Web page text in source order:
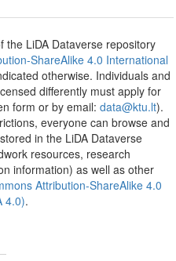
the LiDA Dataverse repository
ShareAlike 4.0 International
otherwise. Individuals and
differently must apply for
form or by email: data@ktu.lt).
everyone can browse and
in the LiDA Dataverse
resources, research
information) as well as other
Attribution-ShareAlike 4.0
4.0).